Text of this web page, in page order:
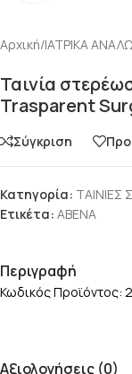
Αρχική/ΙΑΤΡΙΚΑ
Ταινία
Trasparent
Σύγκριση
Κατηγορία: ΤΑΙΝΙΕΣ
Ετικέτα: ABENA
Περιγραφή
Κωδικός Προϊόντος:
Αξιολογήσεις (0)